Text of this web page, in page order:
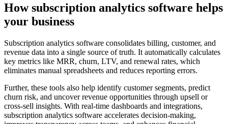
How subscription analytics software helps
your business
Subscription analytics software consolidates billing, customer, and
revenue data into a single source of truth. It automatically calculates
key metrics like MRR, churn, LTV, and renewal rates, which
eliminates manual spreadsheets and reduces reporting errors.
Further, these tools also help identify customer segments, predict
churn risk, and uncover revenue opportunities through upsell or
cross-sell insights. With real-time dashboards and integrations,
subscription analytics software accelerates decision-making,